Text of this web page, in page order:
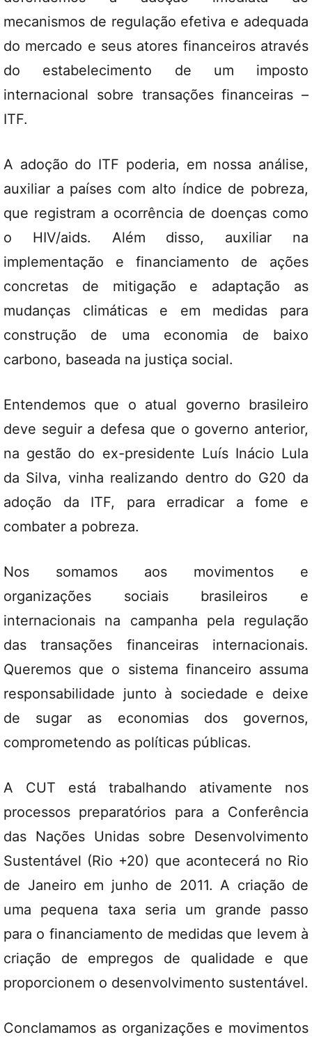
mecanismos de regulação efetiva e adequada
do mercado e seus atores financeiros através
do estabelecimento de um imposto
internacional sobre transações financeiras –
ITF.
A adoção do ITF poderia, em nossa análise,
auxiliar a países com alto índice de pobreza,
que registram a ocorrência de doenças como
o HIV/aids. Além disso, auxiliar na
implementação e financiamento de ações
concretas de mitigação e adaptação as
mudanças climáticas e em medidas para
construção de uma economia de baixo
carbono, baseada na justiça social.
Entendemos que o atual governo brasileiro
deve seguir a defesa que o governo anterior,
na gestão do ex-presidente Luís Inácio Lula
da Silva, vinha realizando dentro do G20 da
adoção da ITF, para erradicar a fome e
combater a pobreza.
Nos somamos aos movimentos e
organizações sociais brasileiros e
internacionais na campanha pela regulação
das transações financeiras internacionais.
Queremos que o sistema financeiro assuma
responsabilidade junto à sociedade e deixe
de sugar as economias dos governos,
comprometendo as políticas públicas.
A CUT está trabalhando ativamente nos
processos preparatórios para a Conferência
das Nações Unidas sobre Desenvolvimento
Sustentável (Rio +20) que acontecerá no Rio
de Janeiro em junho de 2011. A criação de
uma pequena taxa seria um grande passo
para o financiamento de medidas que levem à
criação de empregos de qualidade e que
proporcionem o desenvolvimento sustentável.
Conclamamos as organizações e movimentos